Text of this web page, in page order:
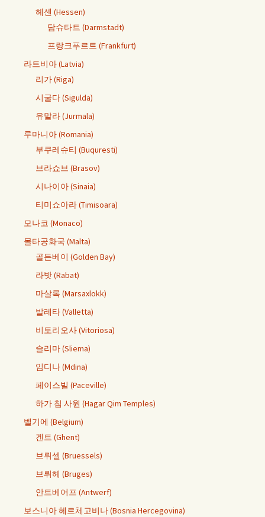
헤센 (Hessen)
담슈타트 (Darmstadt)
프랑크푸르트 (Frankfurt)
라트비아 (Latvia)
리가 (Riga)
시굴다 (Sigulda)
유말라 (Jurmala)
루마니아 (Romania)
부쿠레슈티 (Buquresti)
브라쇼브 (Brasov)
시나이아 (Sinaia)
티미쇼아라 (Timisoara)
모나코 (Monaco)
몰타공화국 (Malta)
골든베이 (Golden Bay)
라밧 (Rabat)
마살록 (Marsaxlokk)
발레타 (Valletta)
비토리오사 (Vitoriosa)
슬리마 (Sliema)
임디나 (Mdina)
페이스빌 (Paceville)
하가 침 사원 (Hagar Qim Temples)
벨기에 (Belgium)
겐트 (Ghent)
브뤼셀 (Bruessels)
브뤼헤 (Bruges)
안트베어프 (Antwerf)
보스니아 헤르체고비나 (Bosnia Hercegovina)